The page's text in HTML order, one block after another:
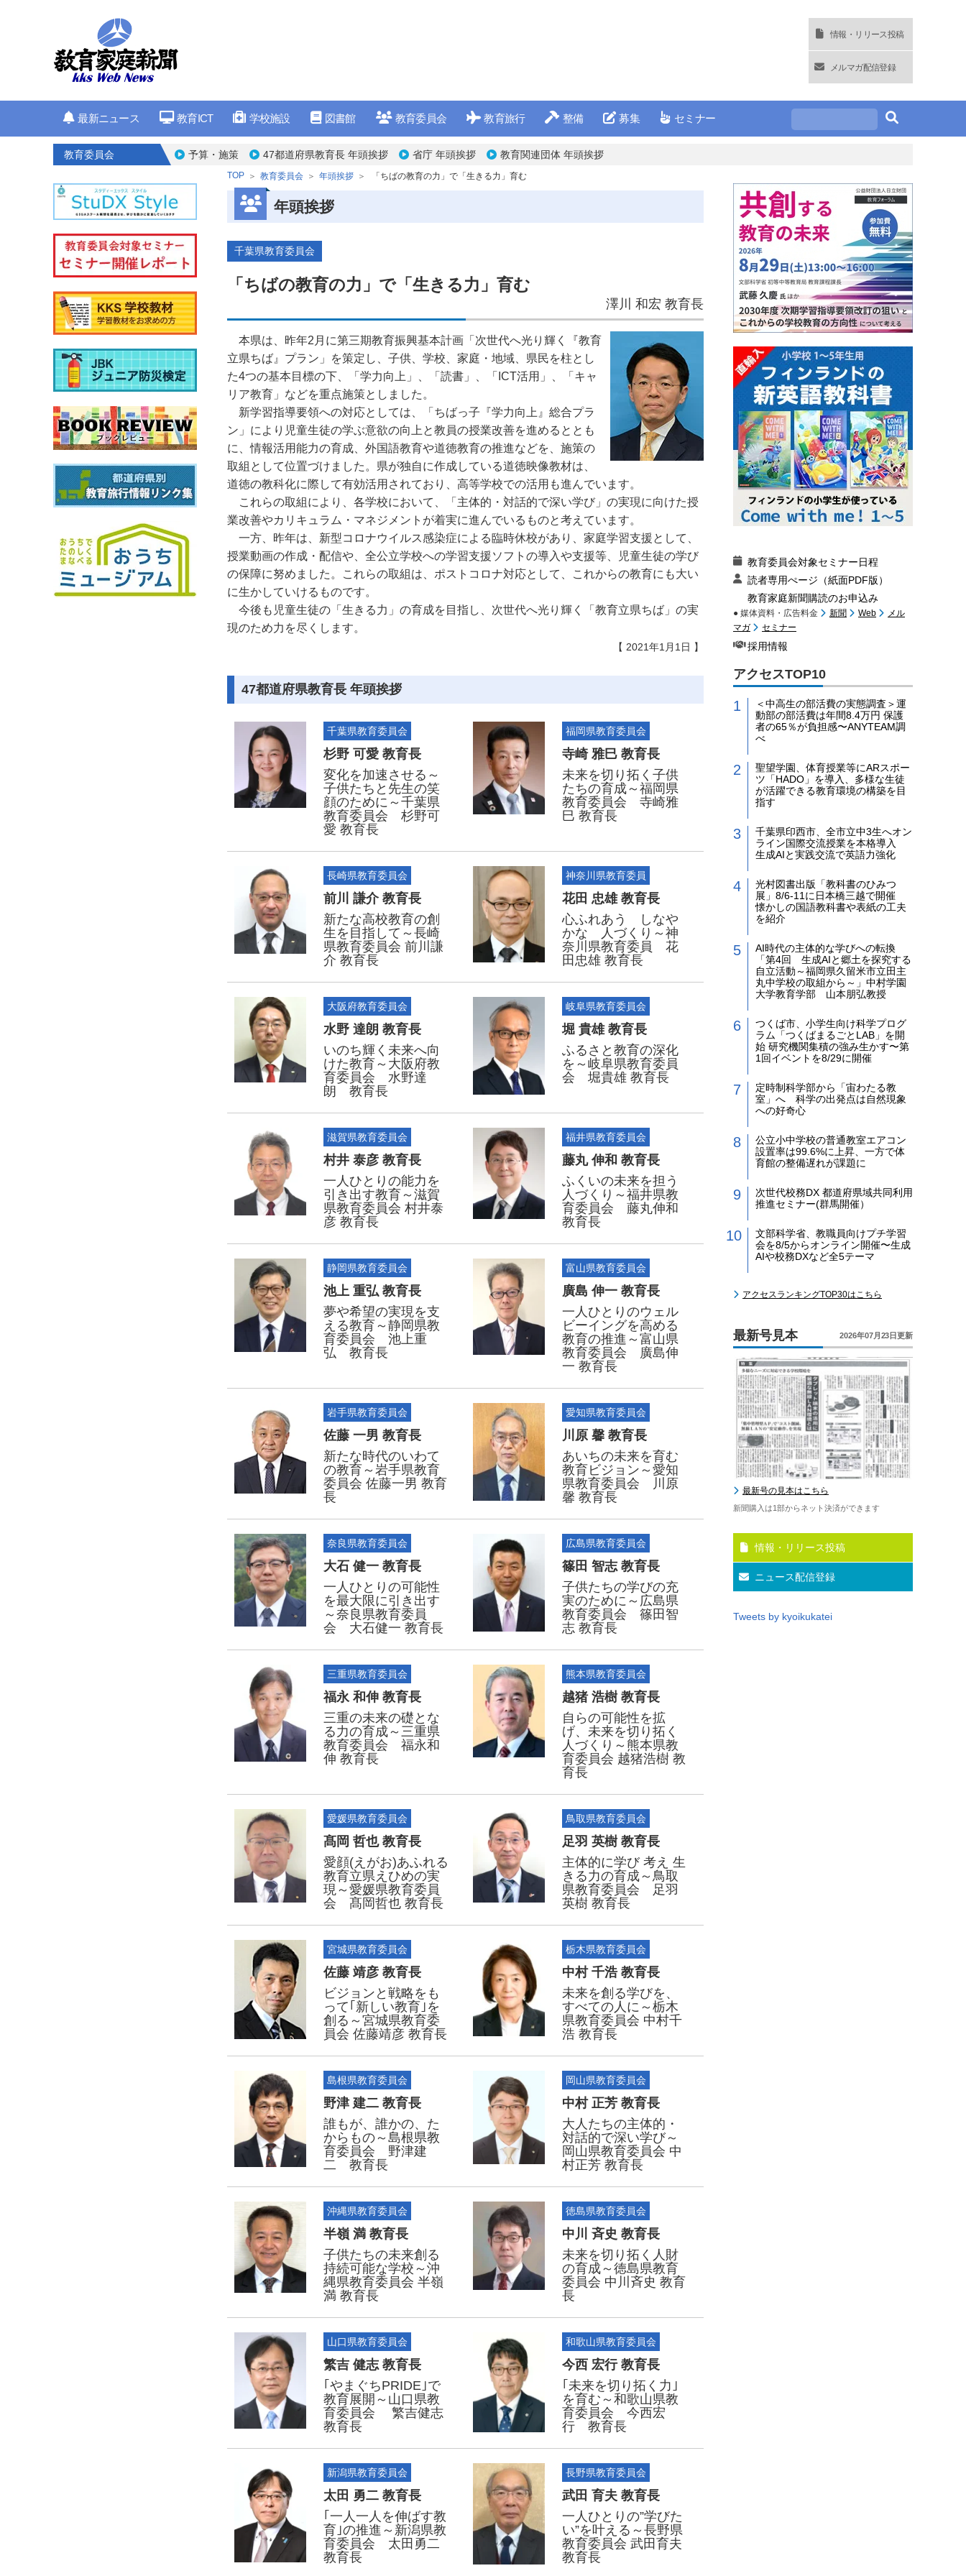
情報・リリース投稿
メルマガ配信登録
最新ニュース 教育ICT 学校施設 図書館 教育委員会 教育旅行 整備 募集 セミナー
教育委員会 予算・施策 47都道府県教育長 年頭挨拶 省庁 年頭挨拶 教育関連団体 年頭挨拶
TOP 教育委員会 年頭挨拶 「ちばの教育の力」で「生きる力」育む
年頭挨拶
千葉県教育委員会
「ちばの教育の力」で「生きる力」育む
澤川 和宏 教育長
本県は、昨年2 月に第三期教育振興基本計画「次世代へ光り輝く『教育
立県ちば』プラン」を策定し、子供、学校、家庭・地域、県民を柱とし
た4つの基本目標の下、「学力向上」、「読書」、「 ICT活用」、「キャ
リア教育」などを重点施策としました。
新学習指導要領への対応としては、「ちばっ子『学力向上』総合プラ
ン」により児童生徒の学ぶ意欲の向上と教員の授業改善を進めるととも
に、情報活用能力の育成、外国語教育や道徳教育の推進などを、施策の
取組として位置づけました。県が独自に作成している道徳映像教材は、
道徳の教科化に際して有効活用されており、高等学校での活用も進んでいます。
これらの取組により、各学校において、「主体的・対話的で深い学び」の実現に向けた授
業改善やカリキュラム・マネジメントが着実に進んでいるものと考えています。
一方、昨年は、新型コロナウイルス感染症による臨時休校があり、家庭学習支援として、
授業動画の作成・配信や、全公立学校への学習支援ソフトの導入や支援等、児童生徒の学び
の保障に努めました。これらの取組は、ポストコロナ対応として、これからの教育にも大い
に生かしていけるものです。
今後も児童生徒の「生きる力」の育成を目指し、次世代へ光り輝く「教育立県ちば」の実
現のため力を尽くします。
【 2021年1月1日 】
47都道府県教育長 年頭挨拶
千葉県教育委員会
杉野 可愛 教育長
変化を加速させる～
子供たちと先生の笑
顔のために～千葉県
教育委員会 杉野可
愛 教育長
福岡県教育委員会
寺崎 雅巳 教育長
未来を切り拓く子供
たちの育成～福岡県
教育委員会 寺崎雅
巳 教育長
長崎県教育委員会
前川 謙介 教育長
新たな高校教育の創
生を目指して～長崎
県教育委員会 前川謙
介 教育長
神奈川県教育委員
花田 忠雄 教育長
心ふれあう しなや
かな 人づくり～神
奈川県教育委員 花
田忠雄 教育長
大阪府教育委員会
水野 達朗 教育長
いのち輝く未来へ向
けた教育～大阪府教
育委員会 水野達
朗 教育長
岐阜県教育委員会
堀 貴雄 教育長
ふるさと教育の深化
を～岐阜県教育委員
会 堀貴雄 教育長
滋賀県教育委員会
村井 泰彦 教育長
一人ひとりの能力を
引き出す教育～滋賀
県教育委員会 村井泰
彦 教育長
福井県教育委員会
藤丸 伸和 教育長
ふくいの未来を担う
人づくり～福井県教
育委員会 藤丸伸和
教育長
静岡県教育委員会
池上 重弘 教育長
夢や希望の実現を支
える教育～静岡県教
育委員会 池上重
弘 教育長
富山県教育委員会
廣島 伸一 教育長
一人ひとりのウェル
ビーイングを高める
教育の推進～富山県
教育委員会 廣島伸
一 教育長
岩手県教育委員会
佐藤 一男 教育長
新たな時代のいわて
の教育～岩手県教育
委員会 佐藤一男 教育
長
愛知県教育委員会
川原 馨 教育長
あいちの未来を育む
教育ビジョン～愛知
県教育委員会 川原
馨 教育長
奈良県教育委員会
大石 健一 教育長
一人ひとりの可能性
を最大限に引き出す
～奈良県教育委員
会 大石健一 教育長
広島県教育委員会
篠田 智志 教育長
子供たちの学びの充
実のために～広島県
教育委員会 篠田智
志 教育長
三重県教育委員会
福永 和伸 教育長
三重の未来の礎とな
る力の育成～三重県
教育委員会 福永和
伸 教育長
熊本県教育委員会
越猪 浩樹 教育長
自らの可能性を拡
げ、未来を切り拓く
人づくり～熊本県教
育委員会 越猪浩樹 教
育長
愛媛県教育委員会
髙岡 哲也 教育長
愛顔(えがお)あふれる
教育立県えひめの実
現～愛媛県教育委員
会 髙岡哲也 教育長
鳥取県教育委員会
足羽 英樹 教育長
主体的に学び 考え 生
きる力の育成～鳥取
県教育委員会 足羽
英樹 教育長
宮城県教育委員会
佐藤 靖彦 教育長
ビジョンと戦略をも
って｢新しい教育｣を
創る～宮城県教育委
員会 佐藤靖彦 教育長
栃木県教育委員会
中村 千浩 教育長
未来を創る学びを、
すべての人に～栃木
県教育委員会 中村千
浩 教育長
島根県教育委員会
野津 建二 教育長
誰もが、誰かの、た
からもの～島根県教
育委員会 野津建
二 教育長
岡山県教育委員会
中村 正芳 教育長
大人たちの主体的・
対話的で深い学び～
岡山県教育委員会 中
村正芳 教育長
沖縄県教育委員会
半嶺 満 教育長
子供たちの未来創る
持続可能な学校～沖
縄県教育委員会 半嶺
満 教育長
徳島県教育委員会
中川 斉史 教育長
未来を切り拓く人財
の育成～徳島県教育
委員会 中川斉史 教育
長
山口県教育委員会
繁吉 健志 教育長
｢やまぐちPRIDE｣で
教育展開～山口県教
育委員会 繁吉健志
教育長
和歌山県教育委員会
今西 宏行 教育長
｢未来を切り拓く力｣
を育む～和歌山県教
育委員会 今西宏
行 教育長
新潟県教育委員会
太田 勇二 教育長
｢一人一人を伸ばす教
育｣の推進～新潟県教
育委員会 太田勇二
教育長
長野県教育委員会
武田 育夫 教育長
一人ひとりの”学びた
い”を叶える～長野県
教育委員会 武田育夫
教育長
教育委員会対象セミナー日程
読者専用ぺージ（紙面PDF版）
教育家庭新聞購読のお申込み
● 媒体資料・広告料金 新聞 Web
メル
マガ
セミナー
採用情報
アクセスTOP10
＜中高生の部活費の実態調査＞運
動部の部活費は年間8.4万円 保護
者の65％が負担感〜ANYTEAM調
べ
聖望学園、体育授業等にARスポー
ツ「HADO」を導入、多様な生徒
が活躍できる教育環境の構築を目
指す
千葉県印西市、全市立中3生へオン
ライン国際交流授業を本格導入
生成AIと実践交流で英語力強化
光村図書出版「教科書のひみつ
展」8/6-11に日本橋三越で開催
懐かしの国語教科書や表紙の工夫
を紹介
AI時代の主体的な学びへの転換
「第4回 生成AIと郷土を探究する
自立活動～福岡県久留米市立田主
丸中学校の取組から～」中村学園
大学教育学部 山本朋弘教授
つくば市、小学生向け科学プログ
ラム「つくばまるごとLAB」を開
始 研究機関集積の強み生かす〜第
1回イベントを8/29に開催
定時制科学部から「宙わたる教
室」へ 科学の出発点は自然現象
への好奇心
公立小中学校の普通教室エアコン
設置率は99.6%に上昇、一方で体
育館の整備遅れが課題に
次世代校務DX 都道府県域共同利用
推進セミナー(群馬開催）
文部科学省、教職員向けプチ学習
会を8/5からオンライン開催〜生成
AIや校務DXなど全5テーマ
アクセスランキングTOP30はこちら
最新号見本 2026年07月23日更新
最新号の見本はこちら
新聞購入は1部からネット決済ができます
情報・リリース投稿
ニュース配信登録
Tweets by kyoikukatei